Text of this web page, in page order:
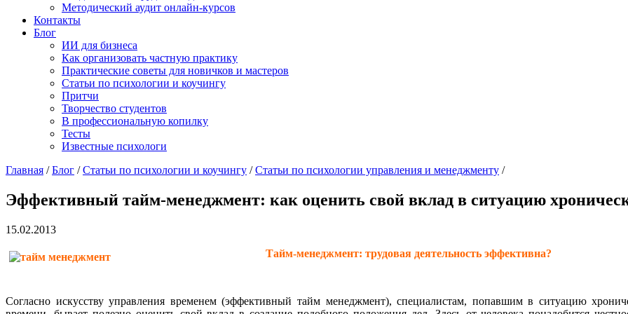
Методический аудит онлайн-курсов
Контакты
Блог
ИИ для бизнеса
Как организовать частную практику
Практические советы для новичков и мастеров
Статьи по психологии и коучингу
Притчи
Творчество студентов
В профессиональную копилку
Тесты
Известные психологи
Главная /Блог /Статьи по психологии и коучингу /Статьи по психологии управления и менеджменту /
Эффективный тайм-менеджмент: как оценить свой вклад в ситуацию
15.02.2013
Тайм-менеджмент: трудовая деятельность эффективна?
Согласно искусству управления временем (эффективный тайм менеджмент), специалистам, попавшим в ситуацию